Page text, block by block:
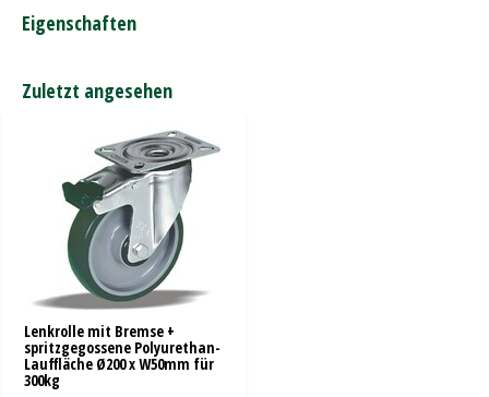
Eigenschaften
Zuletzt angesehen
Lenkrolle mit Bremse +
spritzgegossene Polyurethan-
Lauffläche Ø200 x W50mm für
300kg